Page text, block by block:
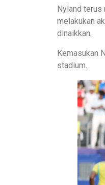
Nyland
melakukan
dinaikkan.
Kemasukan
stadium.